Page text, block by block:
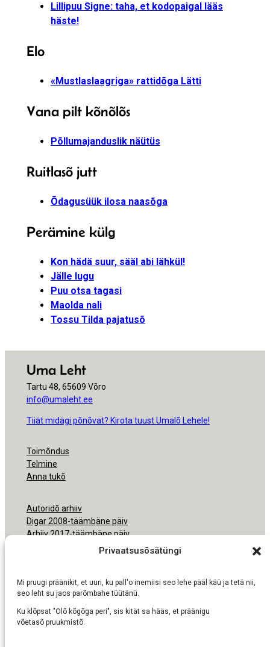
Privaatsusõsätüngi
Mi pruugi präänikit, et uuri, ku pall'o inemiisi seo lehe pääl käü ja tetä nii,
seo leht su jaos parõmbahe tüütänü.
Ku klõpsat "Olõ kõgõga peri", sis kität sa hääs, et präänigu
võetasõ pruukmistõ.
Lillipuu Signe: taha, et kodopaigal lääs
häste!
Elo
«Mustlaslaagriga» rattidõga Lätti
Vana pilt kõnõlõs
Põllumajanduslik näütüs
Ruitlasõ jutt
Õdagusüük ilosa naasõga
Perämine külg
Kon hädä suur, sääl abi lähkül!
Jälle lugu
Puu otsa tagasi
Maolda nali
Tossu Tilda pajatusõ
Uma Leht
Tartu 48, 65609 Võro
info@umaleht.ee
Tiiät midägi põnõvat? Kirota tuust Umalõ Lehele!
Toimõndus
Telmine
Anna tukõ
Autoridõ arhiiv
Digar 2008-täämbäne päiv
Arhiiv 2017-täämbäne päiv
Ligipäsemine
Nõudmisõ pruukmisõs